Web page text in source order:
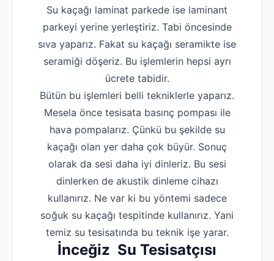
Su kaçağı laminat parkede ise laminant
parkeyi yerine yerleştiriz. Tabi öncesinde
sıva yaparız. Fakat su kaçağı seramikte ise
seramiği döşeriz. Bu işlemlerin hepsi ayrı
ücrete tabidir.
Bütün bu işlemleri belli tekniklerle yaparız.
Mesela önce tesisata basınç pompası ile
hava pompalarız. Çünkü bu şekilde su
kaçağı olan yer daha çok büyür. Sonuç
olarak da sesi daha iyi dinleriz. Bu sesi
dinlerken de akustik dinleme cihazı
kullanırız. Ne var ki bu yöntemi sadece
soğuk su kaçağı tespitinde kullanırız. Yani
temiz su tesisatında bu teknik işe yarar.
İnceğiz Su Tesisatçısı